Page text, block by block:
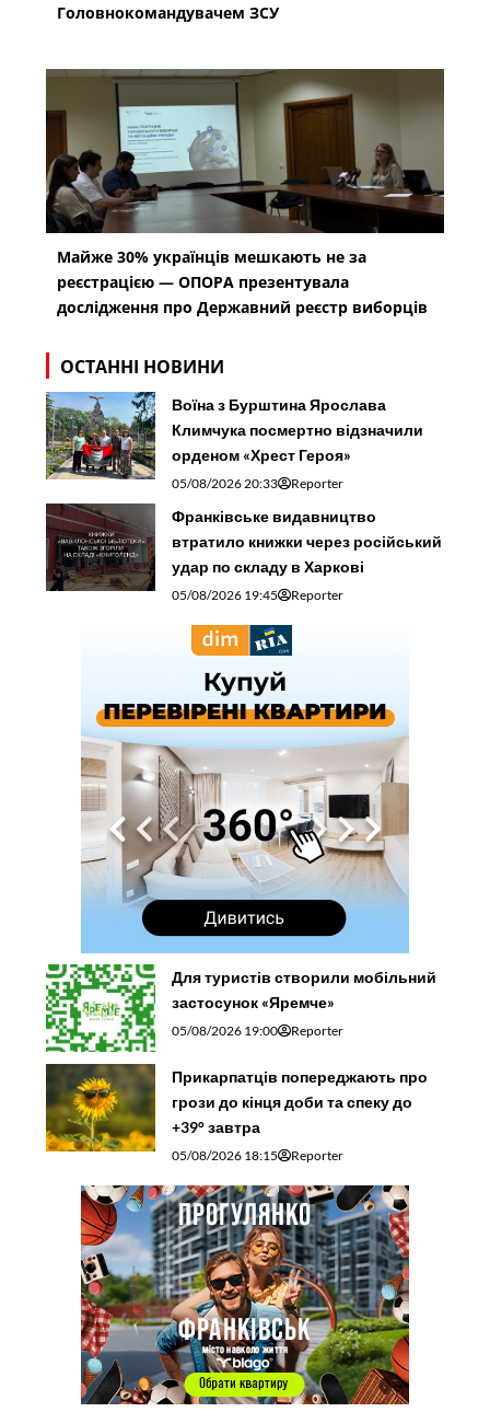
Головнокомандувачем ЗСУ
Майже 30% українців мешкають не за
реєстрацією — ОПОРА презентувала
дослідження про Державний реєстр виборців
ОСТАННІ НОВИНИ
Воїна з Бурштина Ярослава
Климчука посмертно відзначили
орденом «Хрест Героя»
05/08/2026 20:33 Reporter
Франківське видавництво
втратило книжки через російський
удар по складу в Харкові
05/08/2026 19:45 Reporter
Для туристів створили мобільний
застосунок «Яремче»
05/08/2026 19:00 Reporter
Прикарпатців попереджають про
грози до кінця доби та спеку до
+39° завтра
05/08/2026 18:15 Reporter